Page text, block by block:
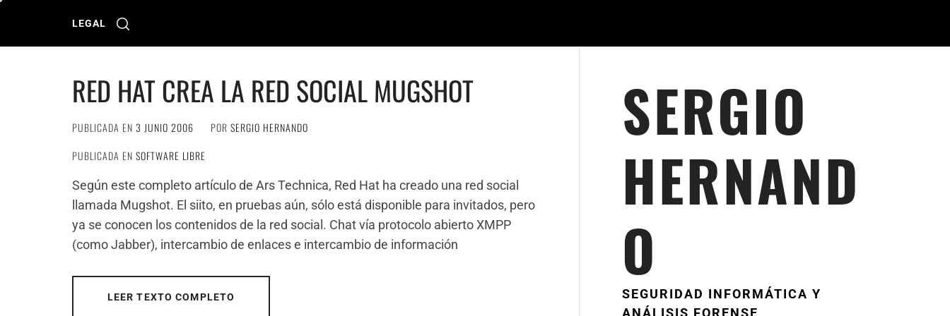
LEGAL
RED HAT CREA LA RED SOCIAL MUGSHOT
PUBLICADA EN 3 JUNIO 2006 POR SERGIO HERNANDO
PUBLICADA EN SOFTWARE LIBRE
Según este completo artículo de Ars Technica, Red Hat ha creado una red social
llamada Mugshot. El siito, en pruebas aún, sólo está disponible para invitados, pero
ya se conocen los contenidos de la red social. Chat vía protocolo abierto XMPP
(como Jabber), intercambio de enlaces e intercambio de información
LEER TEXTO COMPLETO
SERGIO
HERNAND
O
SEGURIDAD INFORMÁTICA Y
ANÁLISIS FORENSE